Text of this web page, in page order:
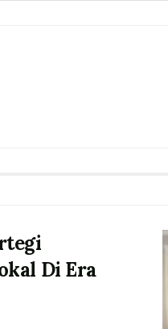
Di Era